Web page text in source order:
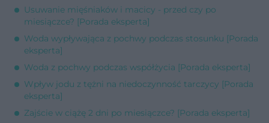
Usuwanie mięśniaków i macicy - przed czy po
miesiączce? [Porada eksperta]
Woda wypływająca z pochwy podczas stosunku [Porada
eksperta]
Woda z pochwy podczas współżycia [Porada eksperta]
Wpływ jodu z tężni na niedoczynność tarczycy [Porada
eksperta]
Zajście w ciążę 2 dni po miesiączce? [Porada eksperta]